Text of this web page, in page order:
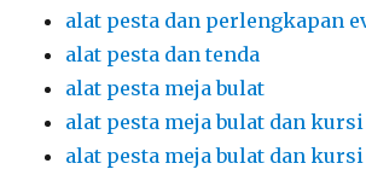
alat pesta dan perlengkapan
alat pesta dan tenda
alat pesta meja bulat
alat pesta meja bulat dan
alat pesta meja bulat dan